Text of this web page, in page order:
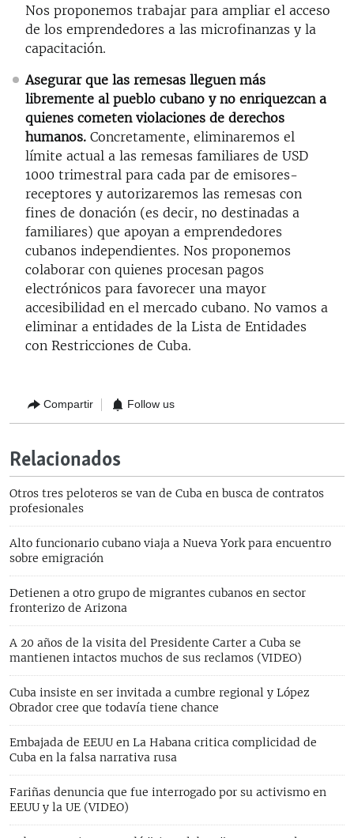
Nos proponemos trabajar para ampliar el acceso
de los emprendedores a las microfinanzas y la
capacitación.
Asegurar que las remesas lleguen más
libremente al pueblo cubano y no enriquezcan a
quienes cometen violaciones de derechos
humanos. Concretamente, eliminaremos el
límite actual a las remesas familiares de USD
1000 trimestral para cada par de emisores-
receptores y autorizaremos las remesas con
fines de donación (es decir, no destinadas a
familiares) que apoyan a emprendedores
cubanos independientes. Nos proponemos
colaborar con quienes procesan pagos
electrónicos para favorecer una mayor
accesibilidad en el mercado cubano. No vamos a
eliminar a entidades de la Lista de Entidades
con Restricciones de Cuba.
Compartir Follow us
Relacionados
Otros tres peloteros se van de Cuba en busca de contratos
profesionales
Alto funcionario cubano viaja a Nueva York para encuentro
sobre emigración
Detienen a otro grupo de migrantes cubanos en sector
fronterizo de Arizona
A 20 años de la visita del Presidente Carter a Cuba se
mantienen intactos muchos de sus reclamos (VIDEO)
Cuba insiste en ser invitada a cumbre regional y López
Obrador cree que todavía tiene chance
Embajada de EEUU en La Habana critica complicidad de
Cuba en la falsa narrativa rusa
Fariñas denuncia que fue interrogado por su activismo en
EEUU y la UE (VIDEO)